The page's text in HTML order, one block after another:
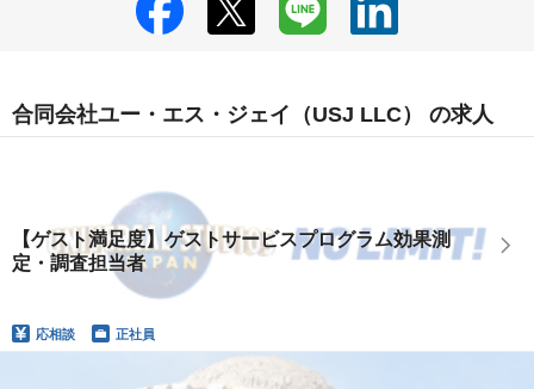
合同会社ユー・エス・ジェイ（USJ LLC） の求人
【ゲスト満足度】ゲストサービスプログラム効果測
定・調査担当者
応相談 正社員